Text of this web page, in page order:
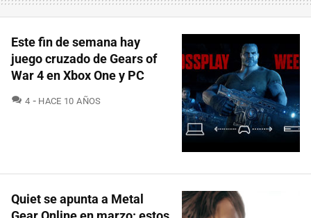
Este fin de semana hay
juego cruzado de Gears of
War 4 en Xbox One y PC
4 COMENTARIOS
HACE 10 AÑOS
Quiet se apunta a Metal